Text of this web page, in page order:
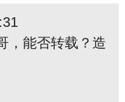
，能否转载？造